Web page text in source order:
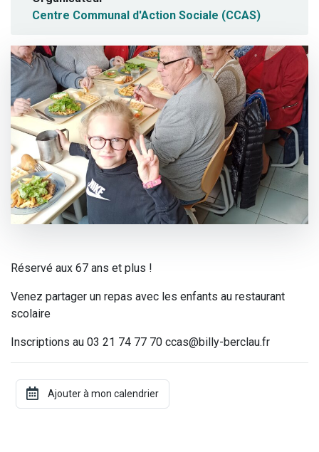
Centre Communal d'Action Sociale (CCAS)
Réservé aux 67 ans et plus !
Venez partager un repas avec les enfants au restaurant
scolaire
Inscriptions au 03 21 74 77 70 ccas@billy-berclau.fr